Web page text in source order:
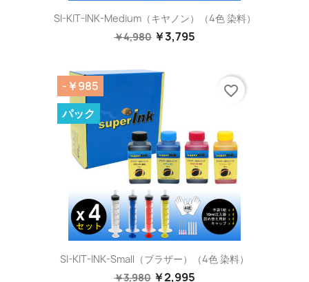
SI-KIT-INK-Medium（キヤノン）（4色 染料）
￥4,980 ￥3,795
SI-KIT-INK-Small（ブラザー）（4色 染料）
￥3,980 ￥2,995
-￥985
パック
favorite_border